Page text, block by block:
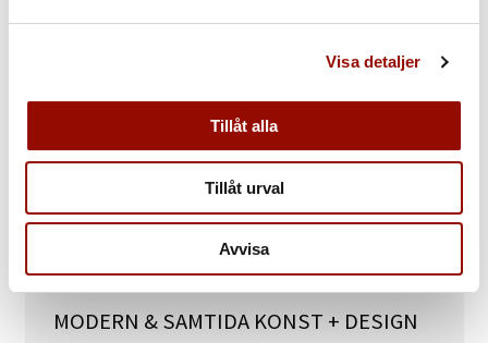
Visa detaljer
Tillåt alla
Tillåt urval
Avvisa
MODERN & SAMTIDA KONST + DESIGN